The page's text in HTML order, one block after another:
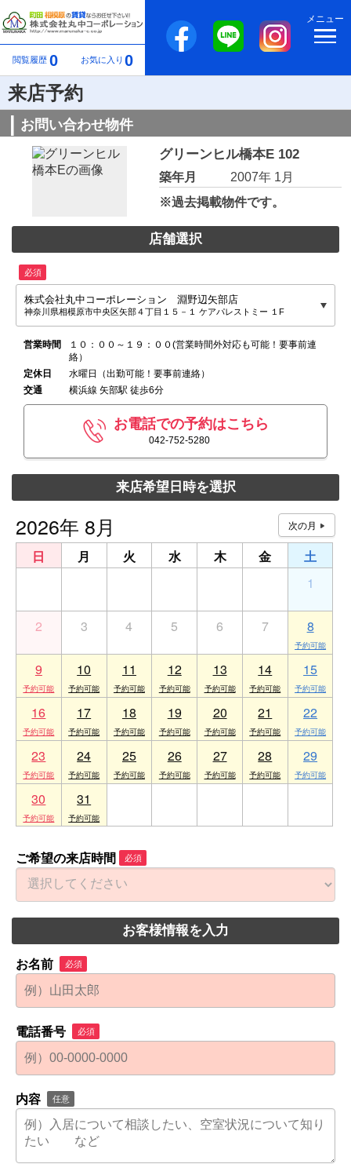
閲覧履歴 0 お気に入り 0
メニュー
来店予約
お問い合わせ物件
グリーンヒル橋本E 102
築年月
2007年 1月
※過去掲載物件です。
店舗選択
必須
株式会社丸中コーポレーション 淵野辺矢部店
神奈川県相模原市中央区矢部４丁目１５－１ ケアパレストミー １F
営業時間
１０：００～１９：００(営業時間外対応も可能！要事前連
絡）
定休日
水曜日（出勤可能！要事前連絡）
交通
横浜線 矢部駅 徒歩6分
お電話での予約はこちら
042-752-5280
来店希望日時を選択
2026年 8月
日 月 火 水 木 金
土
1
2 3 4 5 6 7 8
9 10 11 12 13 14 15
16 17 18 19 20 21 22
23 24 25 26 27 28 29
30 31
ご希望の来店時間 必須
お客様情報を入力
お名前 必須
電話番号 必須
内容 任意